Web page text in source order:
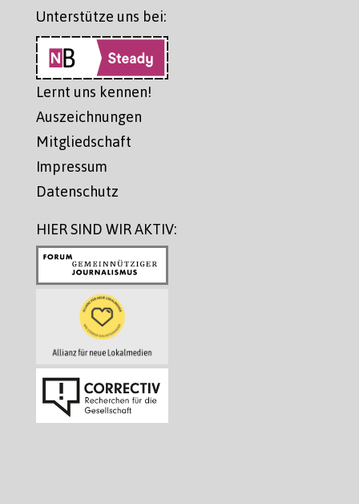
Unterstütze uns bei:
Lernt uns kennen!
Auszeichnungen
Mitgliedschaft
Impressum
Datenschutz
HIER SIND WIR AKTIV: